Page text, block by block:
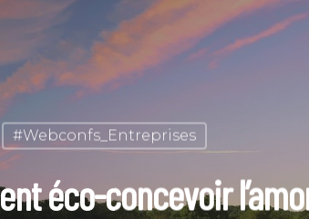
#Webconfs_Entreprises
éco-concevoir